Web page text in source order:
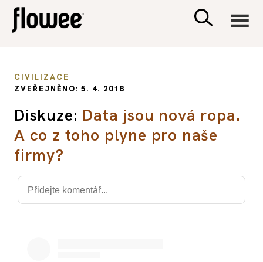
PSYCHOLOGIE
SEX A VZTAHY
CIVILIZACE
ZVEŘEJNĚNO: 5. 4. 2018
Diskuze: Data jsou nová ropa.
A co z toho plyne pro naše
firmy?